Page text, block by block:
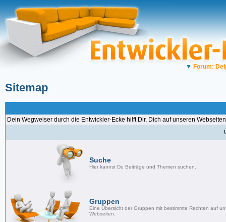
▼ Forum:
Sitemap
Dein Wegweiser durch die Entwickler-Ecke hilft Dir, Dich auf unseren
Suche
Hier kannst Du Beiträge und Themen suchen.
Gruppen
Eine Übersicht der Gruppen mit bestimmte Rechten auf
Webseiten.